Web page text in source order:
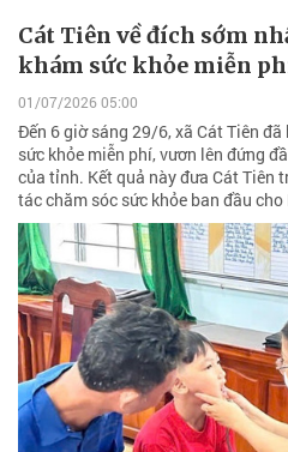
Cát Tiên về đích sớm
khám sức khỏe miễn
01/07/2026 05:00
Đến 6 giờ sáng 29/6, xã Cát Tiên
sức khỏe miễn phí, vươn lên đứng
của tỉnh. Kết quả này đưa Cát Tiên
tác chăm sóc sức khỏe ban đầu cho